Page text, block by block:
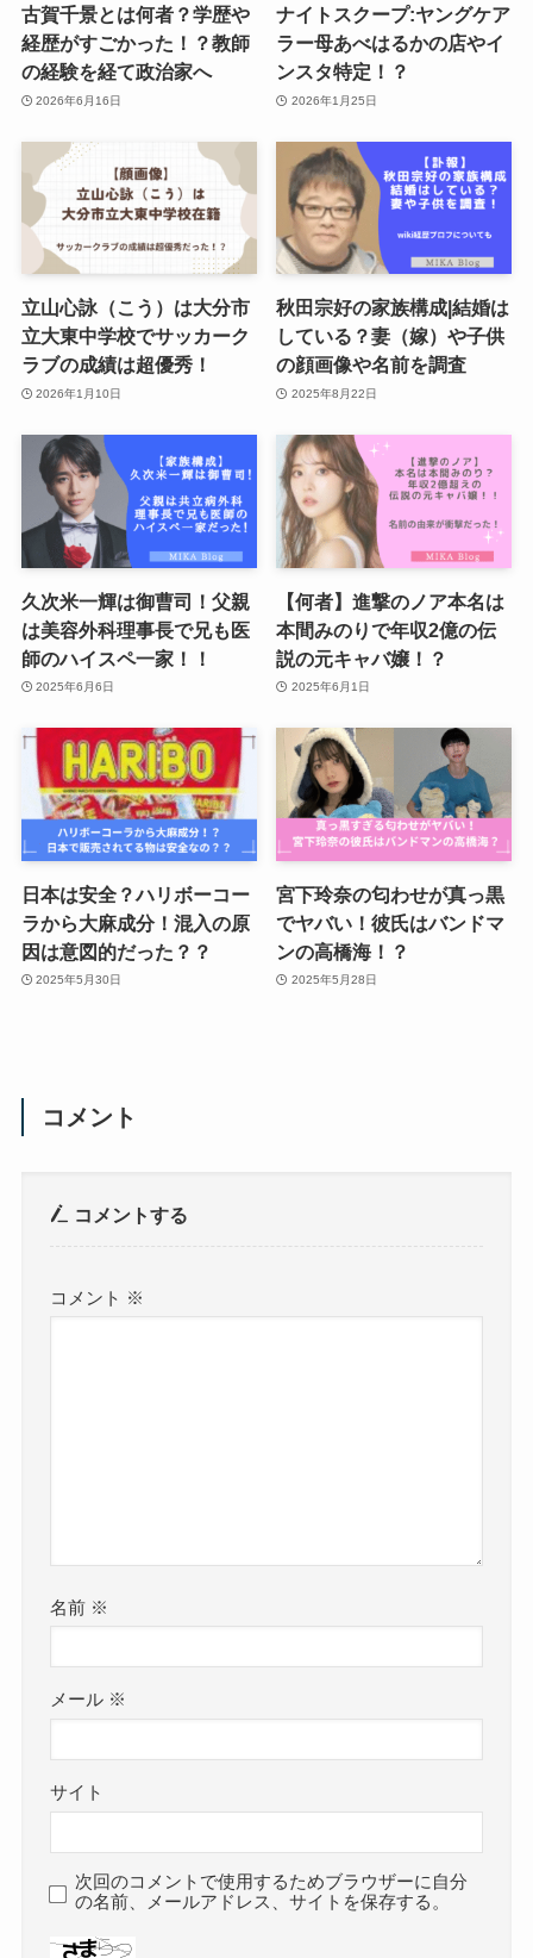
古賀千景とは何者？学歴や
経歴がすごかった！？教師
の経験を経て政治家へ
2026年6月16日
ナイトスクープ:ヤングケア
ラー母あべはるかの店やイ
ンスタ特定！？
2026年1月25日
立山心詠（こう）は大分市
立大東中学校でサッカーク
ラブの成績は超優秀！
2026年1月10日
秋田宗好の家族構成|結婚は
している？妻（嫁）や子供
の顔画像や名前を調査
2025年8月22日
久次米一輝は御曹司！父親
は美容外科理事長で兄も医
師のハイスペ一家！！
2025年6月6日
【何者】進撃のノア本名は
本間みのりで年収2億の伝
説の元キャバ嬢！？
2025年6月1日
日本は安全？ハリボーコー
ラから大麻成分！混入の原
因は意図的だった？？
2025年5月30日
宮下玲奈の匂わせが真っ黒
でヤバい！彼氏はバンドマ
ンの高橋海！？
2025年5月28日
コメント
コメントする
コメント ※
名前 ※
メール ※
サイト
次回のコメントで使用するためブラウザーに自分
の名前、メールアドレス、サイトを保存する。